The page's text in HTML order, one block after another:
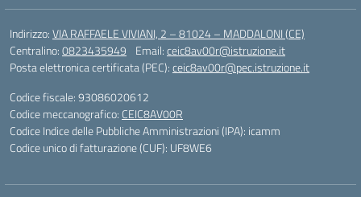
Indirizzo:VIA RAFFAELE VIVIANI, 2 – 81024 – MADDALONI (CE)
Centralino:0823435949 Email:ceic8av00r@istruzione.it
Posta elettronica certificata (PEC):ceic8av00r@pec.istruzione.it
Codice fiscale: 93086020612
Codice meccanografico: CEIC8AV00R
Codice Indice delle Pubbliche Amministrazioni (IPA): icamm
Codice unico di fatturazione (CUF): UF8WE6